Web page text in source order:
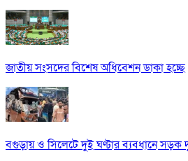
জাতীয় সংসদের বিশেষ অধিবেশন ডাকা হচ্ছে
বগুড়ায় ও সিলেটে দুই ঘণ্টার ব্যবধানে সড়ক